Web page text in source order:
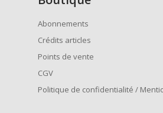
Abonnements
Crédits articles
Points de vente
CGV
Politique de confidentialité /